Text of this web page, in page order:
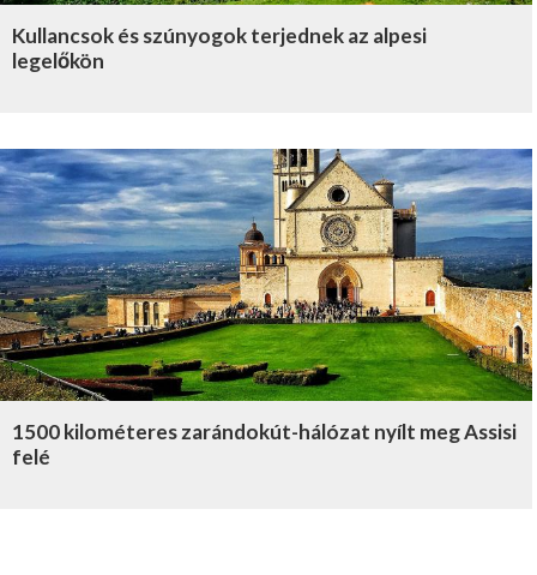
Kullancsok és szúnyogok terjednek az alpesi
legelőkön
1500 kilométeres zarándokút-hálózat nyílt meg Assisi
felé